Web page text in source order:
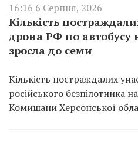
16:16 6 Серпня, 2026
Кількість
дрона РФ по автобусу
зросла до семи
Кількість постраждалих
російського безпілотника
Комишани Херсонської